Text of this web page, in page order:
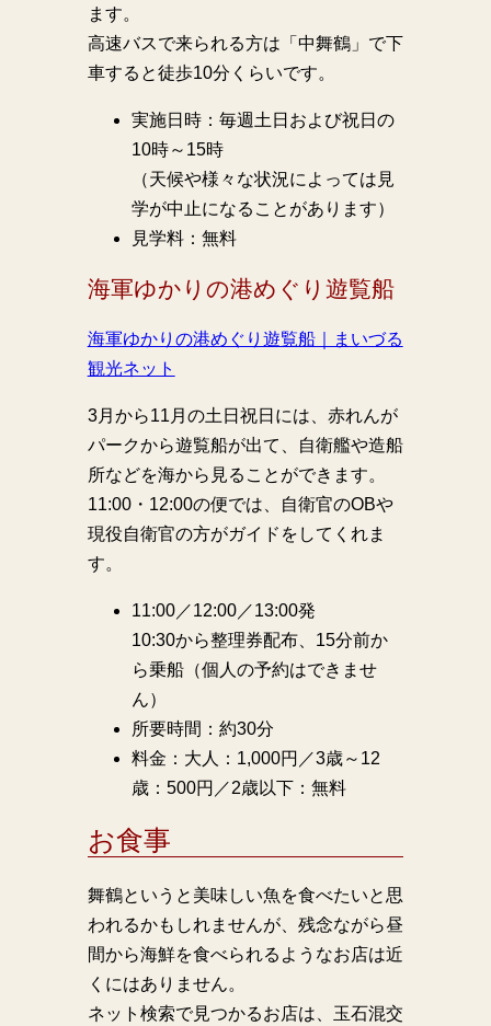
ます。
高速バスで来られる方は「中舞鶴」で下
車すると徒歩10分くらいです。
実施日時：毎週土日および祝日の
10時～15時
（天候や様々な状況によっては見
学が中止になることがあります）
見学料：無料
海軍ゆかりの港めぐり遊覧船
海軍ゆかりの港めぐり遊覧船｜まいづる
観光ネット
3月から11月の土日祝日には、赤れんが
パークから遊覧船が出て、自衛艦や造船
所などを海から見ることができます。
11:00・12:00の便では、自衛官のOBや
現役自衛官の方がガイドをしてくれま
す。
11:00／12:00／13:00発
10:30から整理券配布、15分前か
ら乗船（個人の予約はできませ
ん）
所要時間：約30分
料金：大人：1,000円／3歳～12
歳：500円／2歳以下：無料
お食事
舞鶴というと美味しい魚を食べたいと思
われるかもしれませんが、残念ながら昼
間から海鮮を食べられるようなお店は近
くにはありません。
ネット検索で見つかるお店は、玉石混交